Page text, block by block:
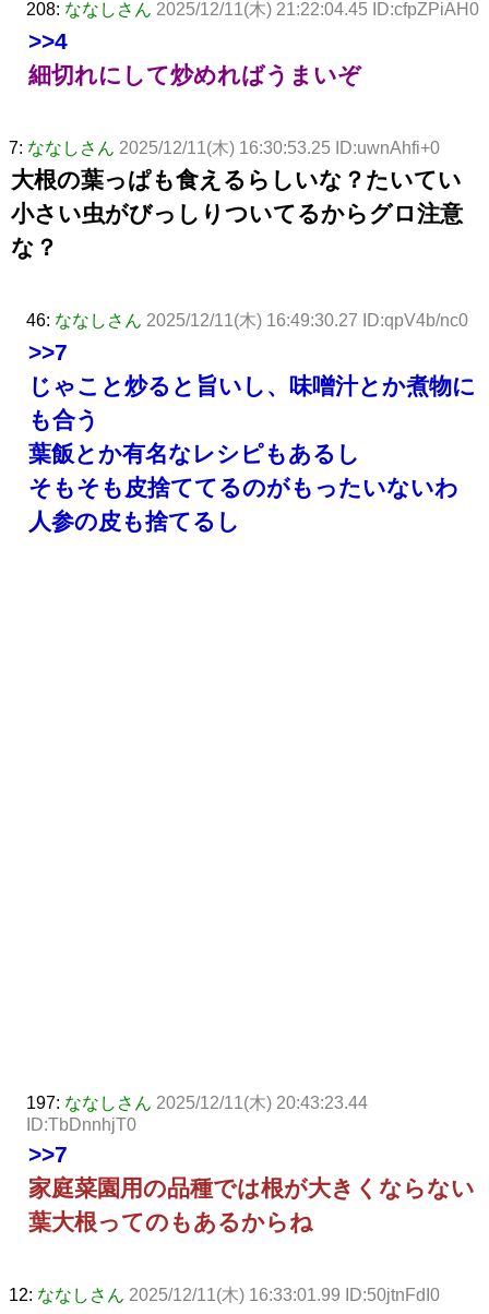
208: ななしさん 2025/12/11(木) 21:22:04.45 ID:cfpZPiAH0
>>4
細切れにして炒めればうまいぞ
7: ななしさん 2025/12/11(木) 16:30:53.25 ID:uwnAhfi+0
大根の葉っぱも食えるらしいな？たいてい
小さい虫がびっしりついてるからグロ注意
な？
46: ななしさん 2025/12/11(木) 16:49:30.27 ID:qpV4b/nc0
>>7
じゃこと炒ると旨いし、味噌汁とか煮物に
も合う
葉飯とか有名なレシピもあるし
そもそも皮捨ててるのがもったいないわ
人参の皮も捨てるし
197: ななしさん 2025/12/11(木) 20:43:23.44
ID:TbDnnhjT0
>>7
家庭菜園用の品種では根が大きくならない
葉大根ってのもあるからね
12: ななしさん 2025/12/11(木) 16:33:01.99 ID:50jtnFdI0